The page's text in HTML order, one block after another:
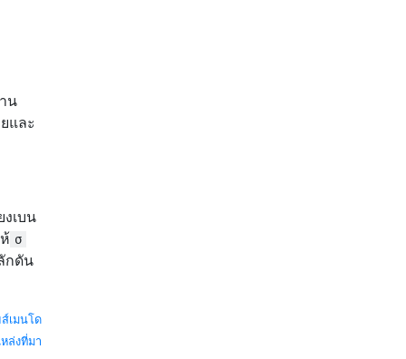
น
และ
เบน
σ
กดัน
เมนโด
ล่งที่มา